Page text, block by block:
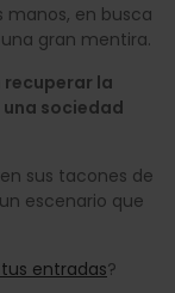
manos, en busca
gran mentira.
recuperar la
sociedad
sus tacones de
escenario que
entradas?